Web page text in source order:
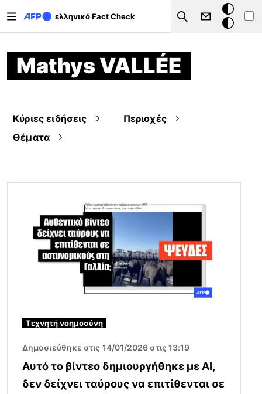
ελληνικό Fact Check
Search
Σκοτεινή
Mathys VALLÉE
Κύριες ειδήσεις
Περιοχές
Θέματα
Τεχνητή νοημοσύνη
Δημοσιεύθηκε στις 14/01/2026 στις 13:19
Αυτό το βίντεο δημιουργήθηκε με AI,
δεν δείχνει ταύρους να επιτίθενται σε